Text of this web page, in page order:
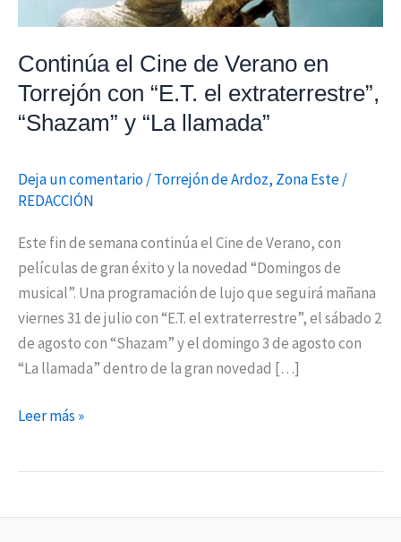
Continúa el Cine de Verano en
Torrejón con “E.T. el extraterrestre”,
“Shazam” y “La llamada”
Deja un comentario/Torrejón de Ardoz, Zona Este/
REDACCIÓN
Este fin de semana continúa el Cine de Verano, con
películas de gran éxito y la novedad “Domingos de
musical”. Una programación de lujo que seguirá mañana
viernes 31 de julio con “E.T. el extraterrestre”, el sábado 2
de agosto con “Shazam” y el domingo 3 de agosto con
“La llamada” dentro de la gran novedad […]
extraterrestre”,
“Shazam”
y
llamada”
Leer más »